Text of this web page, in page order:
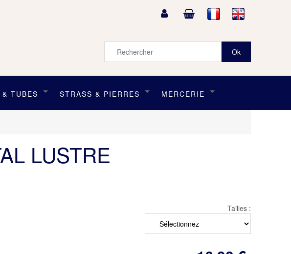
TUBES STRASS & PIERRES MERCERIE
LUSTRE
Tailles :